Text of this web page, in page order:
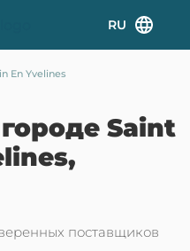
RU
En Yvelines
Saint
поставщиков